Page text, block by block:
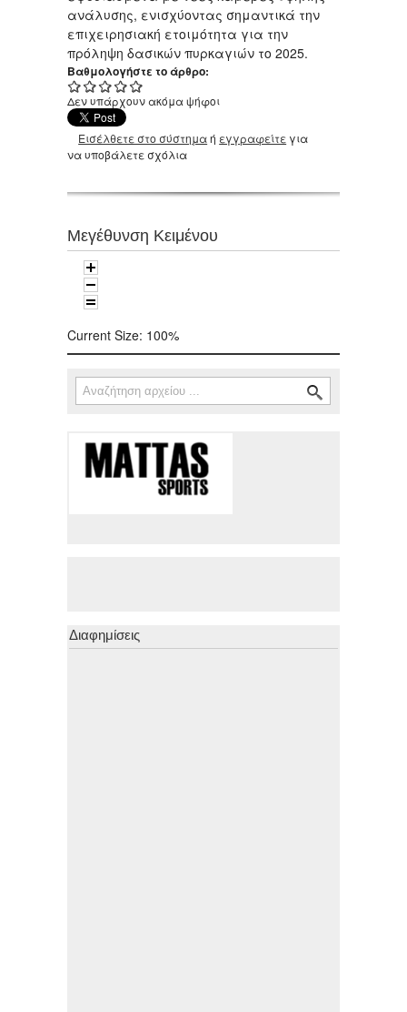
ανάλυσης, ενισχύοντας σημαντικά την
επιχειρησιακή ετοιμότητα για την
πρόληψη δασικών πυρκαγιών το 2025.
Βαθμολογήστε το άρθρο:
Δεν υπάρχουν ακόμα ψήφοι
Εισέλθετε στο σύστημαή εγγραφείτε για
να υποβάλετε σχόλια
Μεγέθυνση Κειμένου
Current Size: 100%
Φόρμα αναζήτησης
Αναζήτηση
Διαφημίσεις